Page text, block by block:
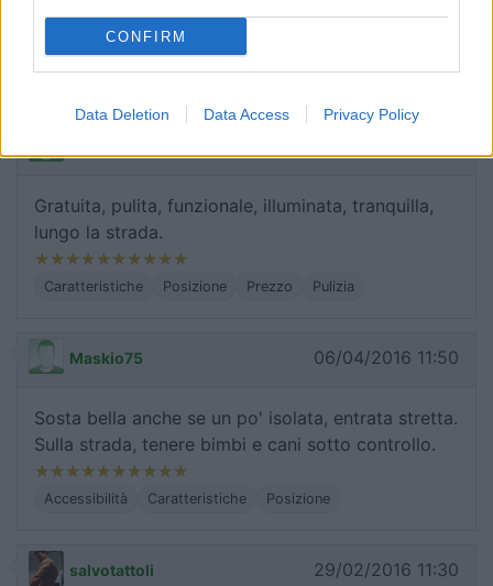
CONFIRM
Data Deletion Data Access Privacy Policy
come l'allaccio elettrico
Caratteristiche Posizione Prezzo Pulizia Servizi
Gratuita, pulita, funzionale, illuminata, tranquilla,
lungo la strada.
Caratteristiche Posizione Prezzo Pulizia
Maskio75 06/04/2016 11:50
Sosta bella anche se un po' isolata, entrata stretta.
Sulla strada, tenere bimbi e cani sotto controllo.
Accessibilità Caratteristiche Posizione
salvotattoli 29/02/2016 11:30